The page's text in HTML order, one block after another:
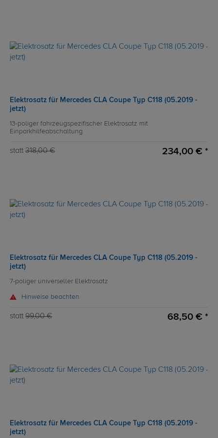
Elektrosatz für Mercedes CLA Coupe Typ C118 (05.2019 -
jetzt)
13-poliger fahrzeugspezifischer Elektrosatz mit
Einparkhilfeabschaltung
statt 318,00 € 234,00 € *
Elektrosatz für Mercedes CLA Coupe Typ C118 (05.2019 -
jetzt)
7-poliger universeller Elektrosatz
Hinweise beachten
statt 99,00 € 68,50 € *
Elektrosatz für Mercedes CLA Coupe Typ C118 (05.2019 -
jetzt)